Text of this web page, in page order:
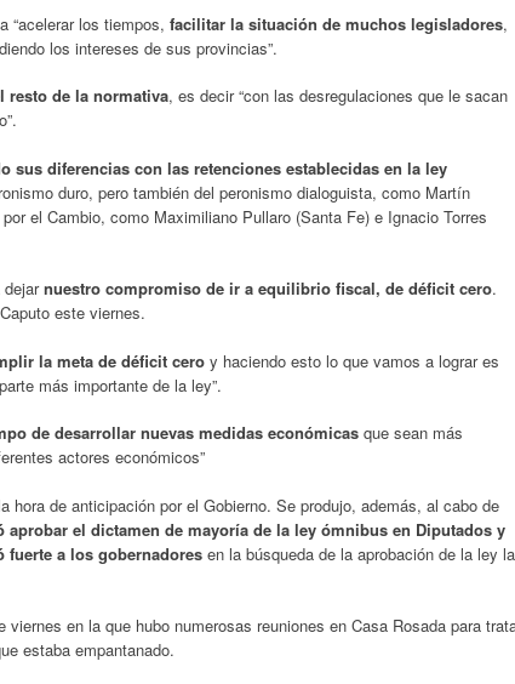
“acelerar los tiempos, facilitar la situación de muchos legisladores,
los intereses de sus provincias”.
resto de la normativa, es decir “con las desregulaciones que le sacan
sus diferencias con las retenciones establecidas en la ley
duro, pero también del peronismo dialoguista, como Martín
el Cambio, como Maximiliano Pullaro (Santa Fe) e Ignacio Torres
dejarnuestro compromiso de ir a equilibrio fiscal, de déficit cero.
este viernes.
la meta de déficit cero y haciendo esto lo que vamos a lograr es
más importante de la ley”.
de desarrollar nuevas medidas económicas que sean más
actores económicos”
hora de anticipación por el Gobierno. Se produjo, además, al cabo de
aprobar el dictamen de mayoría de la ley ómnibus en Diputados y
a los gobernadores en la búsqueda de la aprobación de la ley la
en la que hubo numerosas reuniones en Casa Rosada para
estaba empantanado.